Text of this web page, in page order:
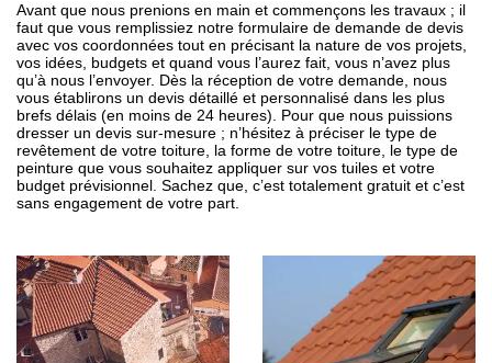
Avant que nous prenions en main et commençons les travaux ; il
faut que vous remplissiez notre formulaire de demande de devis
avec vos coordonnées tout en précisant la nature de vos projets,
vos idées, budgets et quand vous l’aurez fait, vous n’avez plus
qu’à nous l’envoyer. Dès la réception de votre demande, nous
vous établirons un devis détaillé et personnalisé dans les plus
brefs délais (en moins de 24 heures). Pour que nous puissions
dresser un devis sur-mesure ; n’hésitez à préciser le type de
revêtement de votre toiture, la forme de votre toiture, le type de
peinture que vous souhaitez appliquer sur vos tuiles et votre
budget prévisionnel. Sachez que, c’est totalement gratuit et c’est
sans engagement de votre part.